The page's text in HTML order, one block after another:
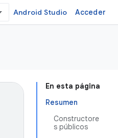
Android Studio Acceder
En esta página
Resumen
Constructore
s públicos